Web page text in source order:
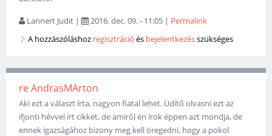
Lannert Judit | 2016. dec. 09. - 11:05 | Permalink
A hozzászóláshoz regisztráció és bejelentkezésszükséges
re AndrasMArton
Aki ezt a választ írta, nagyon fiatal lehet. Üdítő olvasni ezt az
ifjonti hévvel írt cikket, de amiről én írok éppen azt mondja, de
ennek igazságához bizony meg kell öregedni, hogy a pokol